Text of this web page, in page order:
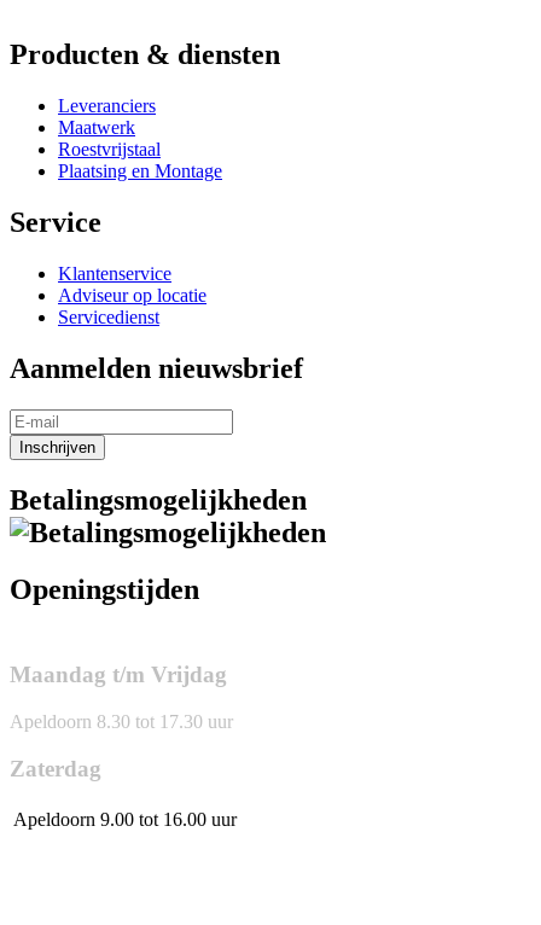
Producten & diensten
Leveranciers
Maatwerk
Roestvrijstaal
Plaatsing en Montage
Service
Klantenservice
Adviseur op locatie
Servicedienst
Aanmelden nieuwsbrief
Inschrijven
Betalingsmogelijkheden
Openingstijden
Maandag t/m Vrijdag
Apeldoorn 8.30 tot 17.30 uur
Zaterdag
Apeldoorn 9.00 tot 16.00 uur